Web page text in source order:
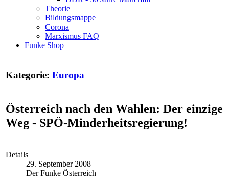
Theorie
Bildungsmappe
Corona
Marxismus FAQ
Funke Shop
Kategorie: Europa
Österreich nach den Wahlen: Der einzige
Weg - SPÖ-Minderheitsregierung!
Details
29. September 2008
Der Funke Österreich